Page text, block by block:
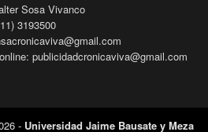
Sosa Vivanco
3193500
publicidadcronicaviva@gmail.com
- Universidad Jaime Bausate y Meza